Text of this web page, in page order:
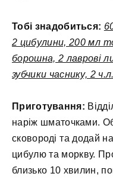
Тобі знадобиться:
2 цибулини, 200 мл
борошна, 2 лаврові
зубчики часнику, 2
Приготування:
наріж шматочками.
сковороді та додай
цибулю та моркву.
близько 10 хвилин,